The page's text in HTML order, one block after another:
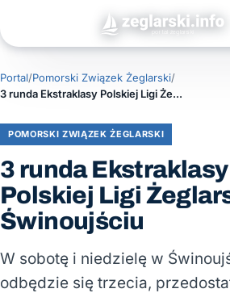
Portal/Pomorski Związek Żeglarski/
3 runda Ekstraklasy Polskiej Ligi Żeglarskiej w Świnoujściu
POMORSKI ZWIĄZEK ŻEGLARSKI
3 runda Ekstraklasy
Polskiej Ligi
Świnoujściu
W sobotę i niedzielę w
odbędzie się trzecia,